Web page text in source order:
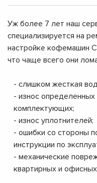
Уж более 7 лет наш
специализируется на
настройке кофемашин
что чаще всего они
- слишком жесткая
- износ
комплектующих;
- износ уплотнителей;
- ошибки со стороны
инструкции по
- механические
квартирных и